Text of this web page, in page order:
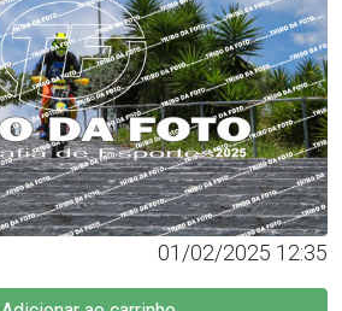
01/02/2025 12:35